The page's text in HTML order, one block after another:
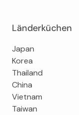
Länderküchen
Japan
Korea
Thailand
China
Vietnam
Taiwan